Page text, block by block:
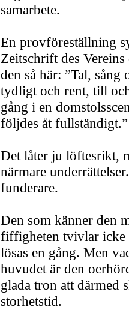
samarbete.
En provföreställning
Zeitschrift des
den så här: ”Tal, sång
tydligt och rent, till
gång i en
följdes åt fullständigt.”
Det låter ju löftesrikt,
närmare
funderare.
Den som känner den
fiffigheten tvivlar icke
lösas en gång. Men
huvudet är den
glada tron att därmed
storhetstid.